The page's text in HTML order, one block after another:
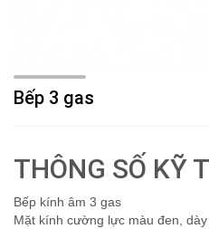
Bếp 3 gas
THÔNG SỐ KỸ
Bếp kính âm 3 gas
Mặt kính cường lực màu đen,